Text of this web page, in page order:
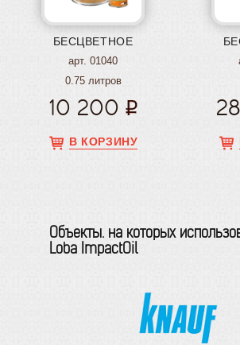
БЕСЦВЕТНОЕ
арт. 01040
0.75 литров
10 200
В КОРЗИНУ
Объекты. на которых
Loba ImpactOil